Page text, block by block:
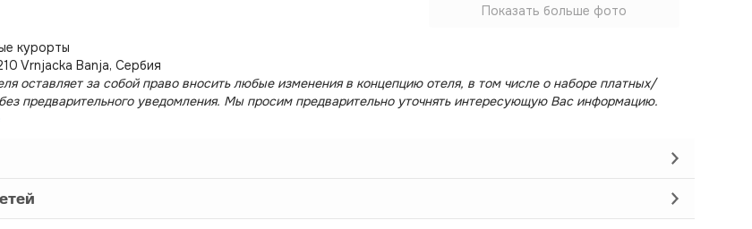
Показать больше фото
курорты
Vrnjacka Banja, Сербия
оставляет за собой право вносить любые изменения в концепцию отеля, в том числе о наборе платных/
предварительного уведомления. Мы просим предварительно уточнять интересующую Вас информацию.